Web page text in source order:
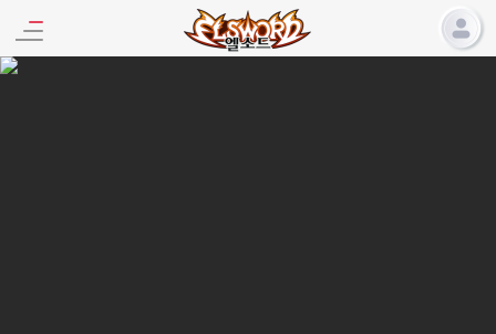
엘소드 프로모션